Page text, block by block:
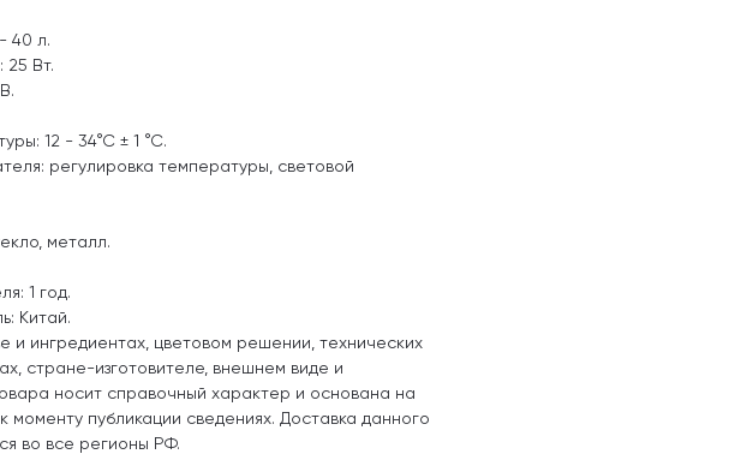
40 л.
25 Вт.
12 - 34°С ± 1 °С.
регулировка температуры, световой
металл.
1 год.
Китай.
и ингредиентах, цветовом решении, технических
стране-изготовителе, внешнем виде и
носит справочный характер и основана на
моменту публикации сведениях. Доставка данного
во все регионы РФ.